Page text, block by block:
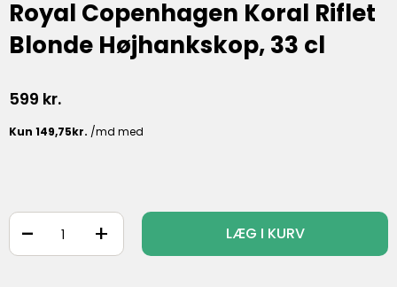
Royal Copenhagen Koral Riflet
Blonde Højhankskop, 33 cl
599 kr.
+
- LÆG I KURV